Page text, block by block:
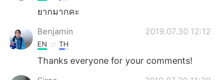
ยากมากคะ
Benjamin 2019.07.30 12:12
EN TH
Thanks everyone for your comments!